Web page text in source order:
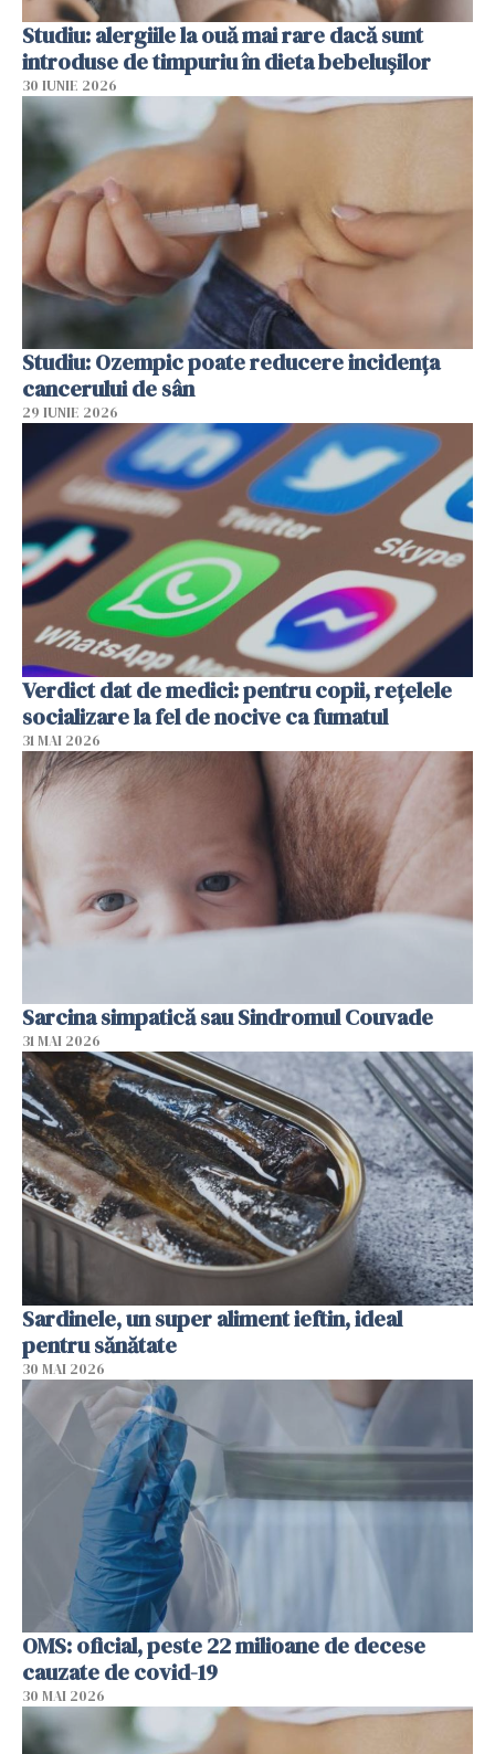
Studiu: alergiile la ouă mai rare dacă sunt
introduse de timpuriu în dieta bebelușilor
30 IUNIE 2026
Studiu: Ozempic poate reducere incidența
cancerului de sân
29 IUNIE 2026
Verdict dat de medici: pentru copii, rețelele
socializare la fel de nocive ca fumatul
31 MAI 2026
Sarcina simpatică sau Sindromul Couvade
31 MAI 2026
Sardinele, un super aliment ieftin, ideal
pentru sănătate
30 MAI 2026
OMS: oficial, peste 22 milioane de decese
cauzate de covid-19
30 MAI 2026